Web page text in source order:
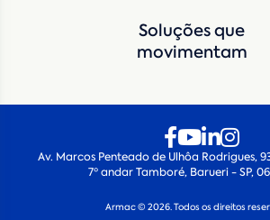
Soluções que
movimentam
Av. Marcos Penteado de Ulhôa Rodrigues,
7º andar Tamboré, Barueri - SP,
Armac © 2026. Todos os direitos